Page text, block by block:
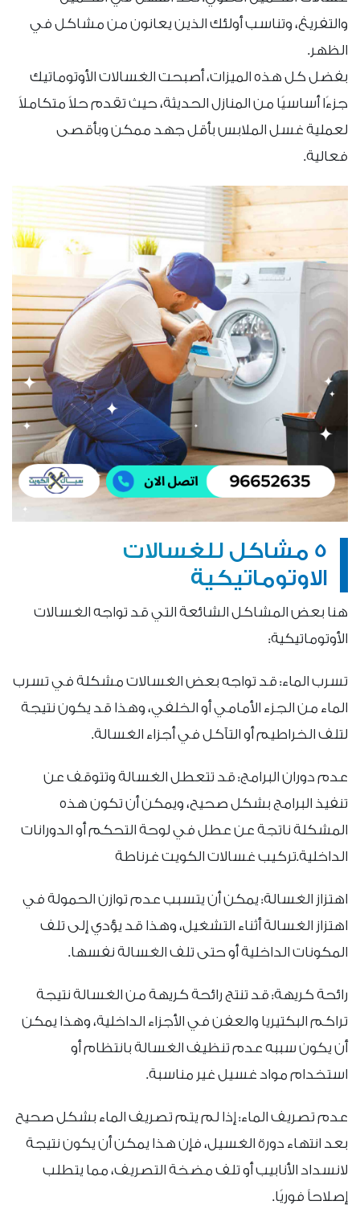
والتفريغ، وتناسب أولئك الذين يعانون من مشاكل في
الظهر.
بفضل كل هذه الميزات، أصبحت الغسالات الأوتوماتيك
جزءًا أساسيًا من المنازل الحديثة، حيث تقدم حلاً متكاملاً
لعملية غسل الملابس بأقل جهد ممكن وبأقصى
فعالية.
5 مشاكل للغسالات
الاوتوماتيكية
هنا بعض المشاكل الشائعة التي قد تواجه الغسالات
الأوتوماتيكية:
تسرب الماء: قد تواجه بعض الغسالات مشكلة في تسرب
الماء من الجزء الأمامي أو الخلفي، وهذا قد يكون نتيجة
لتلف الخراطيم أو التآكل في أجزاء الغسالة.
عدم دوران البرامج: قد تتعطل الغسالة وتتوقف عن
تنفيذ البرامج بشكل صحيح، ويمكن أن تكون هذه
المشكلة ناتجة عن عطل في لوحة التحكم أو الدورانات
الداخلية.تركيب غسالات الكويت غرناطة
اهتزاز الغسالة: يمكن أن يتسبب عدم توازن الحمولة في
اهتزاز الغسالة أثناء التشغيل، وهذا قد يؤدي إلى تلف
المكونات الداخلية أو حتى تلف الغسالة نفسها.
رائحة كريهة: قد تنتج رائحة كريهة من الغسالة نتيجة
تراكم البكتيريا والعفن في الأجزاء الداخلية، وهذا يمكن
أن يكون سببه عدم تنظيف الغسالة بانتظام أو
استخدام مواد غسيل غير مناسبة.
عدم تصريف الماء: إذا لم يتم تصريف الماء بشكل صحيح
بعد انتهاء دورة الغسيل، فإن هذا يمكن أن يكون نتيجة
لانسداد الأنابيب أو تلف مضخة التصريف، مما يتطلب
إصلاحاً فوريًا.